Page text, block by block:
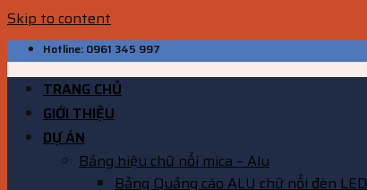
Skip to content
Hotline: 0961 345 997
TRANG CHỦ
GIỚI THIỆU
DỰ ÁN
Bảng hiệu chữ nổi mica – Alu
Bảng Quảng cáo ALU chữ nổi đèn LED